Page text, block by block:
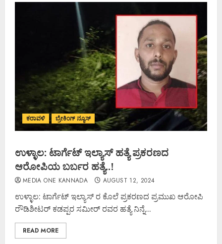
ಕರಾವಳಿ ಬ್ರೇಕಿಂಗ್ ನ್ಯೂಸ್
ಉಳ್ಳಾಲ: ಟಾರ್ಗೆಟ್ ಇಲ್ಯಾಸ್ ಹತ್ಯೆ ಪ್ರಕರಣದ
ಆರೋಪಿಯ ಬರ್ಬರ ಹತ್ಯೆ..!
MEDIA ONE KANNADA AUGUST 12, 2024
ಉಳ್ಳಾಲ: ಟಾರ್ಗೆಟ್ ಇಲ್ಯಾಸ್ ರ ಕೊಲೆ ಪ್ರಕರಣದ ಪ್ರಮುಖ ಆರೋಪಿ
ರೌಡಿಶೀಟರ್ ಕಡಪ್ಪರ ಸಮೀರ್ ರವರ ಹತ್ಯೆ ನಿನ್ನೆ...
READ MORE